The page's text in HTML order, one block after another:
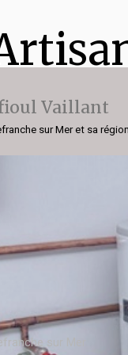
Vaillant
sur Mer et sa
sur Mer